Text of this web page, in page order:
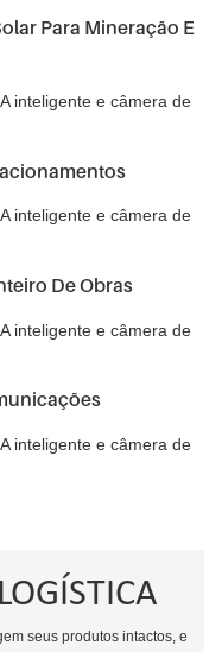
Para Mineração E
De Obras
seus produtos intactos, e